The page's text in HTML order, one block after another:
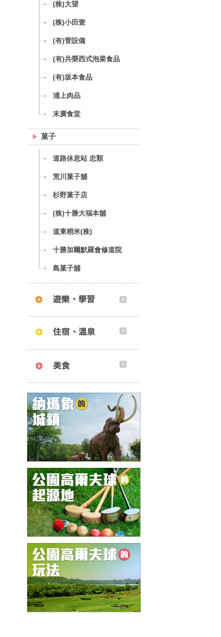
(株)大望
(株)小田壹
(有)菅設備
(有)共榮西式泡菜食品
(有)坂本食品
浦上肉品
末廣食堂
菓子
道路休息站 忠類
荒川菓子舖
杉野菓子店
(株)十勝大福本舖
道東稻米(株)
十勝加爾默羅會修道院
島菓子舖